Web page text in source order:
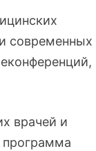
современных
врачей и
программа